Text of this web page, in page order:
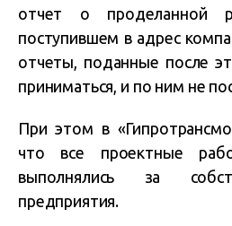
отчет о проделанной
поступившем в адрес
отчеты, поданные после
приниматься, и по ним не
При этом в
что все проектные
выполнялись за
предприятия.